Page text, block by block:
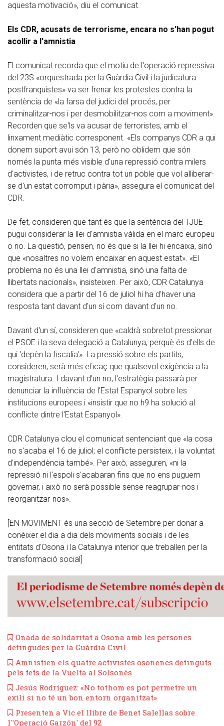
aquesta motivació», diu el comunicat.
Els CDR, acusats de terrorisme, encara no s'han pogut
acollir a l'amnistia
El comunicat recorda que el motiu de l'operació repressiva
del 23S «orquestrada per la Guàrdia Civil i la judicatura
postfranquistes» va ser frenar les protestes contra la
sentència de «la farsa del judici del procés, per
criminalitzar-nos i per desmobilitzar-nos com a moviment».
Recorden que se'ls va acusar de terroristes, amb el
linxament mediàtic corresponent. «Els companys CDR a qui
donem suport avui són 13, però no oblidem que són
només la punta més visible d'una repressió contra milers
d'activistes, i de retruc contra tot un poble que vol alliberar-
se d'un estat corromput i pària», assegura el comunicat del
CDR.
De fet, consideren que tant és que la sentència del TJUE
pugui considerar la llei d'amnistia vàlida en el marc europeu
o no. La qüestió, pensen, no és que si la llei hi encaixa, sinó
que «nosaltres no volem encaixar en aquest estat». «El
problema no és una llei d'amnistia, sinó una falta de
llibertats nacionals», insisteixen. Per això, CDR Catalunya
considera que a partir del 16 de juliol hi ha d'haver una
resposta tant davant d'un sí com davant d'un no.
Davant d'un sí, consideren que «caldrà sobretot pressionar
el PSOE i la seva delegació a Catalunya, perquè és d'ells de
qui 'depèn la fiscalia'». La pressió sobre els partits,
consideren, serà més eficaç que qualsevol exigència a la
magistratura. I davant d'un no, l'estratègia passarà per
denunciar la influència de l'Estat Espanyol sobre les
institucions europees i «insistir que no h9 ha solució al
conflicte dintre l'Estat Espanyol».
CDR Catalunya clou el comunicat sentenciant que «la cosa
no s'acaba el 16 de juliol; el conflicte persisteix, i la voluntat
d'independència també». Per això, asseguren, «ni la
repressió ni l'espoli s'acabaran fins que no ens puguem
governar, i això no serà possible sense reagrupar-nos i
reorganitzar-nos».
[EN MOVIMENT és una secció de Setembre per donar a
conèixer el dia a dia dels moviments socials i de les
entitats d'Osona i la Catalunya interior que treballen per la
transformació social]
Onada de solidaritat a Osona amb les persones
detingudes per la Guàrdia Civil
Amnistien els quatre activistes osonencs detinguts
pels fets de la Vuelta al Solsonès
Jesús Rodríguez: «No tothom es pot permetre un
exili si no té un bon entorn organitzat»
Presenten a Vic el llibre de Benet Salellas sobre
l''Operació Garzón' del 92